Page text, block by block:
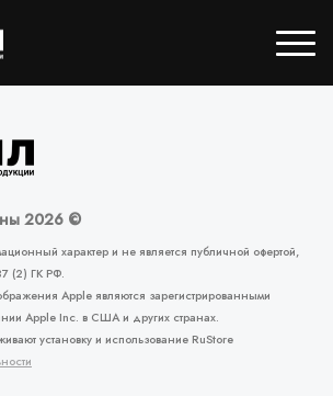
2026 ©
характер и не является публичной офертой,
(2) ГК РФ.
Apple являются зарегистрированными
Apple Inc. в США и других странах.
установку и использование RuStore